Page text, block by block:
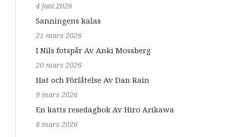
4 juni 2026
Sanningens kalas
21 mars 2026
I Nils fotspår Av Anki Mossberg
20 mars 2026
Hat och Förlåtelse Av Dan Rain
9 mars 2026
En katts resedagbok Av Hiro Arikawa
8 mars 2026